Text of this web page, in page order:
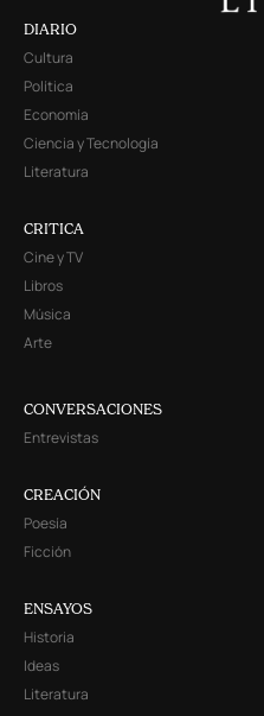
DIARIO
Cultura
Política
Economía
Ciencia y Tecnología
Literatura
CRITICA
Cine y TV
Libros
Música
Arte
CONVERSACIONES
Entrevistas
CREACIÓN
Poesía
Ficción
ENSAYOS
Historia
Ideas
Literatura